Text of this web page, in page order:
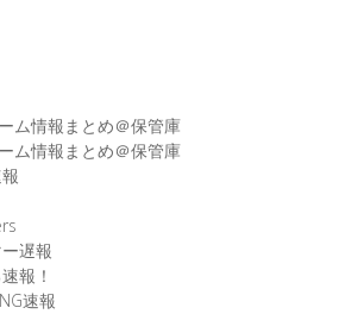
ム情報まとめ＠保管庫
ム情報まとめ＠保管庫
遅報
報！
速報